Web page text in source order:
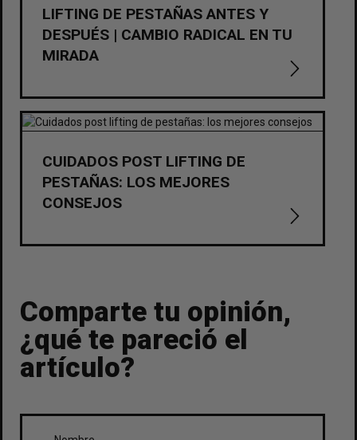
LIFTING DE PESTAÑAS ANTES Y
DESPUÉS | CAMBIO RADICAL EN TU
MIRADA
CUIDADOS POST LIFTING DE
PESTAÑAS: LOS MEJORES
CONSEJOS
Comparte tu opinión,
¿qué te pareció el
artículo?